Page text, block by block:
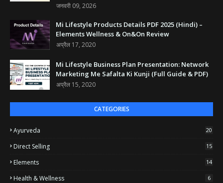
जनवरी 09, 2026
Mi Lifestyle Products Details PDF 2025 (Hindi) –
Elements Wellness & On&On Review
अप्रैल 17, 2020
Mi Lifestyle Business Plan Presentation: Network
Marketing Me Safalta Ki Kunji (Full Guide & PDF)
अप्रैल 15, 2020
CATEGORIES
Ayurveda 20
Direct Selling 15
Elements 14
Health & Wellness 6